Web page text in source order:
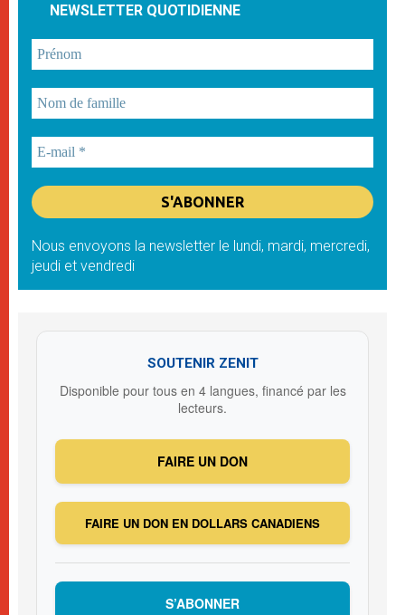
NEWSLETTER QUOTIDIENNE
Nous envoyons la newsletter le lundi, mardi, mercredi,
jeudi et vendredi
SOUTENIR ZENIT
Disponible pour tous en 4 langues, financé par les
lecteurs.
FAIRE UN DON
FAIRE UN DON EN DOLLARS CANADIENS
S’ABONNER